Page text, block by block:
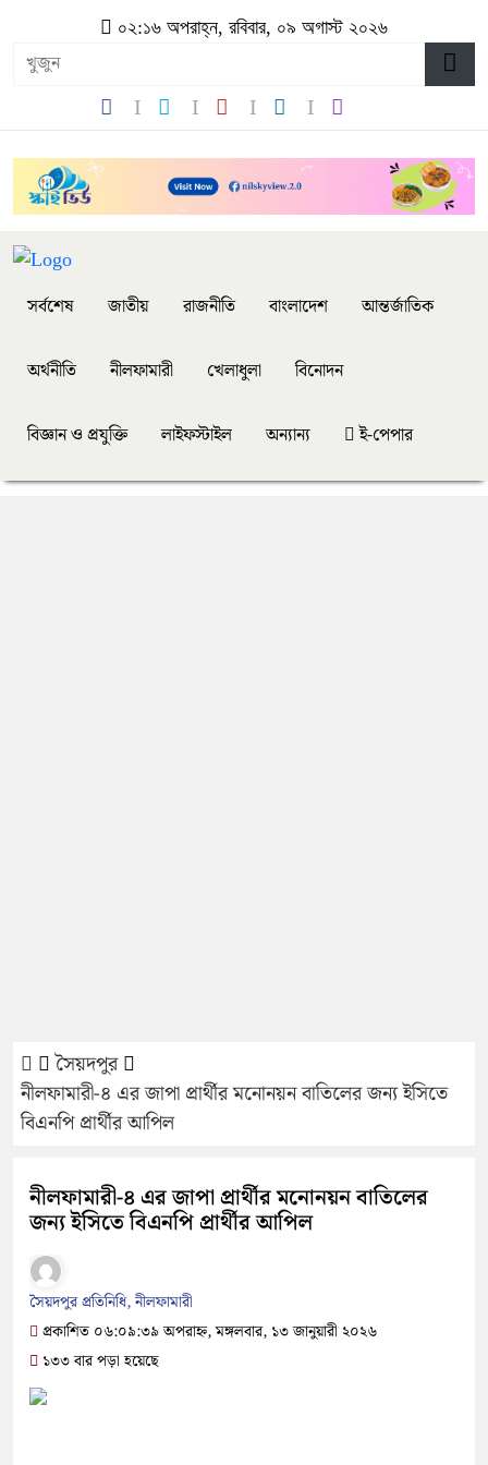
০২:১৬ অপরাহ্ন, রবিবার, ০৯ অগাস্ট ২০২৬
সর্বশেষ জাতীয় রাজনীতি বাংলাদেশ আন্তর্জাতিক
অর্থনীতি নীলফামারী খেলাধুলা বিনোদন
বিজ্ঞান ও প্রযুক্তি লাইফস্টাইল অন্যান্য ই-পেপার
সৈয়দপুর
নীলফামারী-৪ এর জাপা প্রার্থীর মনোনয়ন বাতিলের জন্য ইসিতে
বিএনপি প্রার্থীর আপিল
নীলফামারী-৪ এর জাপা প্রার্থীর মনোনয়ন বাতিলের
জন্য ইসিতে বিএনপি প্রার্থীর আপিল
সৈয়দপুর প্রতিনিধি, নীলফামারী
প্রকাশিত ০৬:০৯:৩৯ অপরাহ্ন, মঙ্গলবার, ১৩ জানুয়ারী ২০২৬
১৩৩ বার পড়া হয়েছে